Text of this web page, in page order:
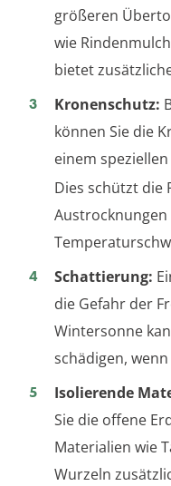
größeren
wie
bietet
Kronenschutz:
können Sie die
einem speziellen
Dies schützt die
Schattierung:
die Gefahr der
Wintersonne
schädigen,
Isolierende
Sie die offene
Materialien wie
Wurzeln